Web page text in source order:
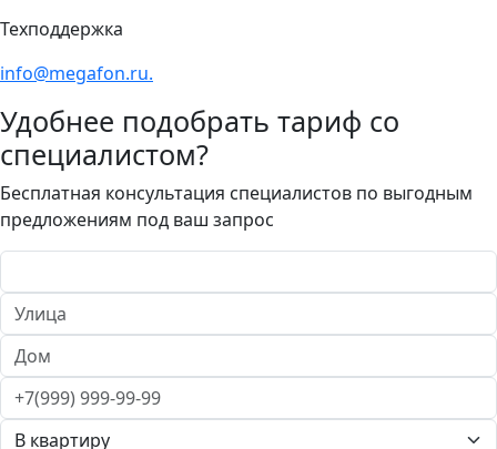
Техподдержка
info@megafon.ru.
Удобнее подобрать тариф со
специалистом?
Бесплатная консультация специалистов по выгодным
предложениям под ваш запрос